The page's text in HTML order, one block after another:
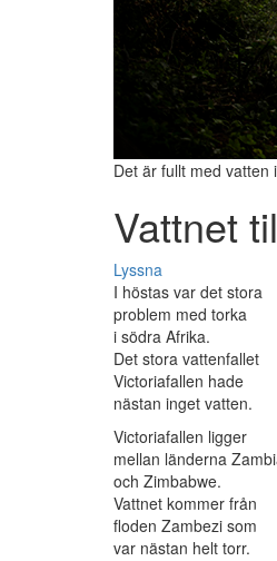
Det är fullt med vatten
Vattnet
Lyssna
I höstas var det stora
problem med torka
i södra Afrika.
Det stora vattenfallet
Victoriafallen hade
nästan inget vatten.
Victoriafallen ligger
mellan länderna
och Zimbabwe.
Vattnet kommer från
floden Zambezi som
var nästan helt torr.